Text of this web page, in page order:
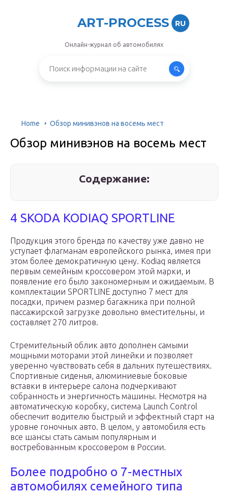
ART-PROCESS RU
Онлайн-журнал об автомобилях
Home Обзор минивэнов на восемь мест
Обзор минивэнов на восемь мест
Содержание:
4 SKODA KODIAQ SPORTLINE
Продукция этого бренда по качеству уже давно не
уступает флагманам европейского рынка, имея при
этом более демократичную цену. Kodiaq является
первым семейным кроссовером этой марки, и
появление его было закономерным и ожидаемым. В
комплектации SPORTLINE доступно 7 мест для
посадки, причем размер багажника при полной
пассажирской загрузке довольно вместительны, и
составляет 270 литров.
Стремительный облик авто дополнен самыми
мощными моторами этой линейки и позволяет
уверенно чувствовать себя в дальних путешествиях.
Спортивные сиденья, алюминиевые боковые
вставки в интерьере салона подчеркивают
собранность и энергичность машины. Несмотря на
автоматическую коробку, система Launch Control
обеспечит водителю быстрый и эффектный старт на
уровне гоночных авто. В целом, у автомобиля есть
все шансы стать самым популярным и
востребованным кроссовером в России.
Более подробно о 7-местных
автомобилях семейного типа